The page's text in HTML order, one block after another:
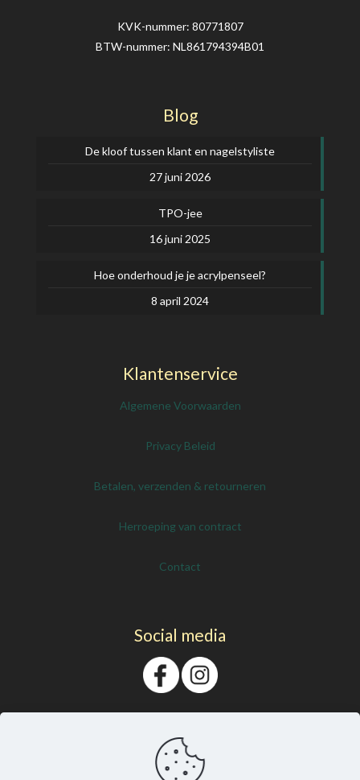
KVK-nummer: 80771807
BTW-nummer: NL861794394B01
Blog
De kloof tussen klant en nagelstyliste
27 juni 2026
TPO-jee
16 juni 2025
Hoe onderhoud je je acrylpenseel?
8 april 2024
Klantenservice
Algemene Voorwaarden
Privacy Beleid
Betalen, verzenden & retourneren
Herroeping van contract
Contact
Social media